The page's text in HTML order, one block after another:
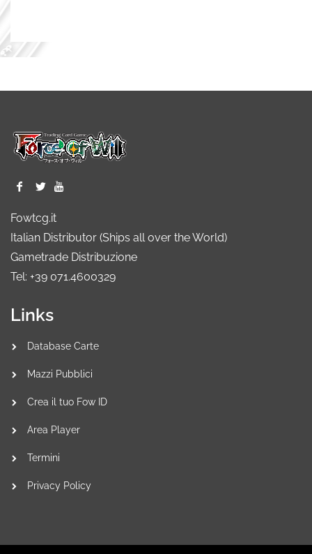
Fowtcg.it
Italian Distributor (Ships all over the World)
Gametrade Distribuzione
Tel: +39 071.4600329
Links
Database Carte
Mazzi Pubblici
Crea il tuo Fow ID
Area Player
Termini
Privacy Policy